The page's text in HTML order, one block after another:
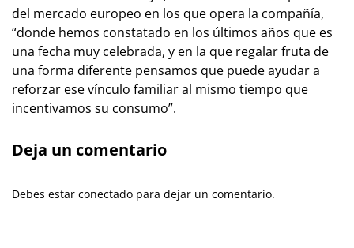
del mercado europeo en los que opera la compañía,
“donde hemos constatado en los últimos años que es
una fecha muy celebrada, y en la que regalar fruta de
una forma diferente pensamos que puede ayudar a
reforzar ese vínculo familiar al mismo tiempo que
incentivamos su consumo”.
Deja un comentario
Debes estar conectado para dejar un comentario.